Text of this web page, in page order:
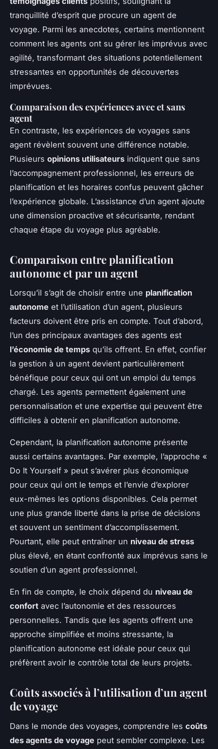
tranquillité d’esprit que procure un agent de
voyage. Parmi les anecdotes, certains mentionnent
comment les agents ont su gérer les imprévus avec
agilité, transformant des situations potentiellement
stressantes en opportunités de découvertes
imprévues.
Comparaison des expériences avec et sans
agent
En contraste, les expériences de voyages sans
agent révèlent souvent une différence notable.
Plusieurs opinions utilisateurs indiquent que sans
l’accompagnement professionnel, les erreurs de
planification et les horaires confus peuvent gâcher
l’expérience globale. L’assistance d’un agent ajoute
une dimension proactive et sécurisante, rendant
chaque étape du voyage plus agréable.
Comparaison entre planification
autonome et par un agent
Lorsqu’il s’agit de choisir entre une planification
autonome et l’utilisation d’un agent, plusieurs
facteurs doivent être pris en compte. Tout d’abord,
l’un des principaux avantages des agents est
l’économie de temps qu’ils offrent. En effet, confier
la gestion à un agent devient particulièrement
bénéfique pour ceux qui ont un emploi du temps
chargé. Les agents permettent également une
personnalisation et une expertise qui peuvent être
difficiles à obtenir en planification autonome.
Cependant, la planification autonome présente
aussi certains avantages. Par exemple, l’approche «
Do It Yourself » peut s’avérer plus économique
pour ceux qui ont le temps et l’envie d’explorer
eux-mêmes les options disponibles. Cela permet
une plus grande liberté dans la prise de décisions
et souvent un sentiment d’accomplissement.
Pourtant, elle peut entraîner un niveau de stress
plus élevé, en étant confronté aux imprévus sans le
soutien d’un agent professionnel.
En fin de compte, le choix dépend du niveau de
confort avec l’autonomie et des ressources
personnelles. Tandis que les agents offrent une
approche simplifiée et moins stressante, la
planification autonome est idéale pour ceux qui
préfèrent avoir le contrôle total de leurs projets.
Coûts associés à l’utilisation d’un agent
de voyage
Dans le monde des voyages, comprendre les coûts
des agents de voyage peut sembler complexe. Les